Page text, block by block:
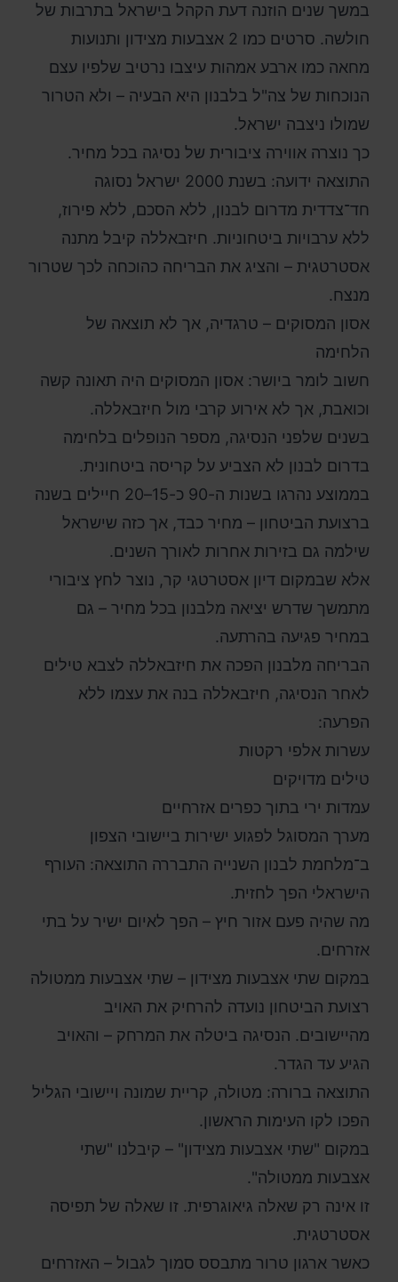
במשך שנים הוזנה דעת הקהל בישראל בתרבות של
חולשה. סרטים כמו 2 אצבעות מצידון ותנועות
מחאה כמו ארבע אמהות עיצבו נרטיב שלפיו עצם
הנוכחות של צה"ל בלבנון היא הבעיה – ולא הטרור
שמולו ניצבה ישראל.
כך נוצרה אווירה ציבורית של נסיגה בכל מחיר.
התוצאה ידועה: בשנת 2000 ישראל נסוגה
חד־צדדית מדרום לבנון, ללא הסכם, ללא פירוז,
ללא ערבויות ביטחוניות. חיזבאללה קיבל מתנה
אסטרטגית – והציג את הבריחה כהוכחה לכך שטרור
מנצח.
אסון המסוקים – טרגדיה, אך לא תוצאה של
הלחימה
חשוב לומר ביושר: אסון המסוקים היה תאונה קשה
וכואבת, אך לא אירוע קרבי מול חיזבאללה.
בשנים שלפני הנסיגה, מספר הנופלים בלחימה
בדרום לבנון לא הצביע על קריסה ביטחונית.
בממוצע נהרגו בשנות ה-90 כ-15–20 חיילים בשנה
ברצועת הביטחון – מחיר כבד, אך כזה שישראל
שילמה גם בזירות אחרות לאורך השנים.
אלא שבמקום דיון אסטרטגי קר, נוצר לחץ ציבורי
מתמשך שדרש יציאה מלבנון בכל מחיר – גם
במחיר פגיעה בהרתעה.
הבריחה מלבנון הפכה את חיזבאללה לצבא טילים
לאחר הנסיגה, חיזבאללה בנה את עצמו ללא
הפרעה:
עשרות אלפי רקטות
טילים מדויקים
עמדות ירי בתוך כפרים אזרחיים
מערך המסוגל לפגוע ישירות ביישובי הצפון
ב־מלחמת לבנון השנייה התבררה התוצאה: העורף
הישראלי הפך לחזית.
מה שהיה פעם אזור חיץ – הפך לאיום ישיר על בתי
אזרחים.
במקום שתי אצבעות מצידון – שתי אצבעות ממטולה
רצועת הביטחון נועדה להרחיק את האויב
מהיישובים. הנסיגה ביטלה את המרחק – והאויב
הגיע עד הגדר.
התוצאה ברורה: מטולה, קריית שמונה ויישובי הגליל
הפכו לקו העימות הראשון.
במקום "שתי אצבעות מצידון" – קיבלנו "שתי
אצבעות ממטולה".
זו אינה רק שאלה גיאוגרפית. זו שאלה של תפיסה
אסטרטגית.
כאשר ארגון טרור מתבסס סמוך לגבול – האזרחים